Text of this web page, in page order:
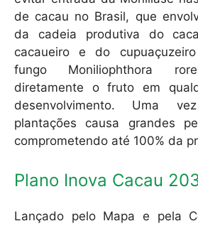
de cacau no Brasil, que
da cadeia produtiva do
cacaueiro e do
fungo Moniliophthora
diretamente o fruto em
desenvolvimento. Uma
plantações causa grandes
comprometendo até 100% da
Plano Inova Cacau
Lançado pelo Mapa e pela